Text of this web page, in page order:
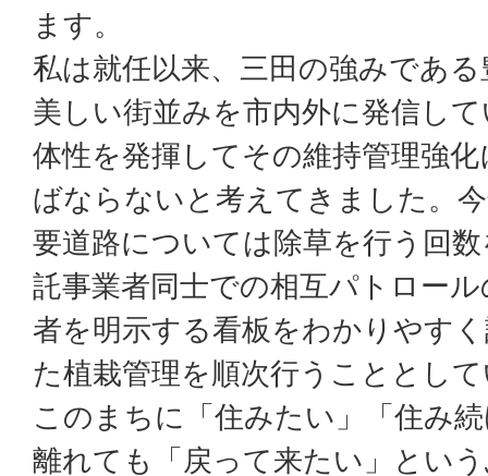
ます。
私は就任以来、三田の強みであ
美しい街並みを市内外に発信し
体性を発揮してその維持管理強
ばならないと考えてきました。
要道路については除草を行う回
託事業者同士での相互パトロー
者を明示する看板をわかりやす
た植栽管理を順次行うこととし
このまちに「住みたい」「住み
離れても「戻って来たい」とい